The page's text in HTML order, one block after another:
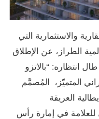
والاستثمارية التي
الطراز، عن الإطلاق
انتظاره: “بالاتزو
المتميّز، المُصمَّم
العريقة
للعلامة في إمارة رأس